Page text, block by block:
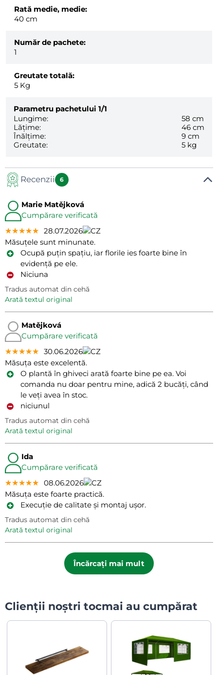
Rată medie, medie:
40 cm
Număr de pachete:
1
Greutate totală:
5 Kg
Parametru pachetului 1/1
Lungime:
58 cm
Lățime:
46 cm
Înălțime:
9 cm
Greutate:
5 kg
Recenzii 6
Marie Matějková
Cumpărare verificată
★★★★★
★★★★★
★★★★★ 28.07.2026
Măsuțele sunt minunate.
Ocupă puțin spațiu, iar florile ies foarte bine în
evidență pe ele.
Niciuna
Tradus automat din cehă
arată textul original
Matějková
Cumpărare verificată
★★★★★
★★★★★
★★★★★ 30.06.2026
Măsuța este excelentă.
O plantă în ghiveci arată foarte bine pe ea. Voi
comanda nu doar pentru mine, adică 2 bucăți, când
le veți avea în stoc.
niciunul
Tradus automat din cehă
arată textul original
Ida
Cumpărare verificată
★★★★★
★★★★★
★★★★★ 08.06.2026
Măsuța este foarte practică.
Execuție de calitate și montaj ușor.
Tradus automat din cehă
arată textul original
Încărcați mai mult
Clienții noștri tocmai au cumpărat